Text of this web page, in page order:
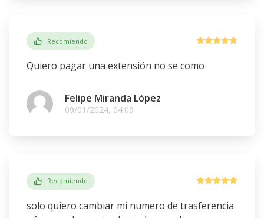
Recomiendo
Quiero pagar una extensión no se como
Felipe Miranda López
09/01/2024, 04:09
Recomiendo
solo quiero cambiar mi numero de trasferencia